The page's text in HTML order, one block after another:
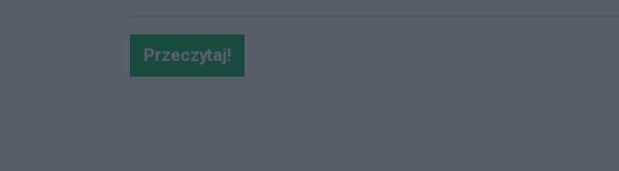
Przeczytaj!